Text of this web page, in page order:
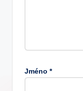
Jméno *